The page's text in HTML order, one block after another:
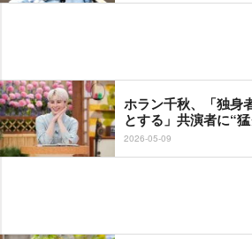
ホラン千秋、「独身
とする」共演者に“
2026-05-09